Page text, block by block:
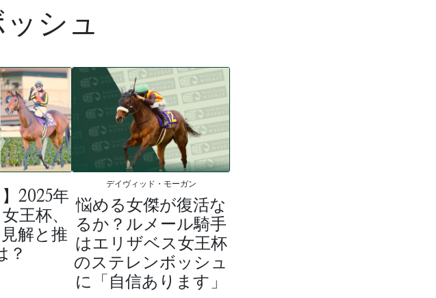
シュ
】2025年
王杯、
解と推
？
デイヴィッド・モーガン
悩める女傑が復活な
るか？ルメール騎手
はエリザベス女王杯
のステレンボッシュ
に「自信あります」